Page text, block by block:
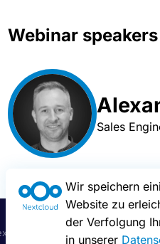
Webinar speakers
Sales
GmbH
Wir speichern
Website zu
der Verfolgung
in unserer